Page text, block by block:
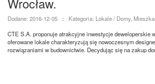
Dodane: 2016-12-05 ::
Kategoria: Lokale / Domy,
CTE S.A. proponuje atrakcyjne inwestycje deweloperskie
oferowane lokale charakteryzują się nowoczesnym
rozwiązaniami w budownictwie. Decydując się na zakup